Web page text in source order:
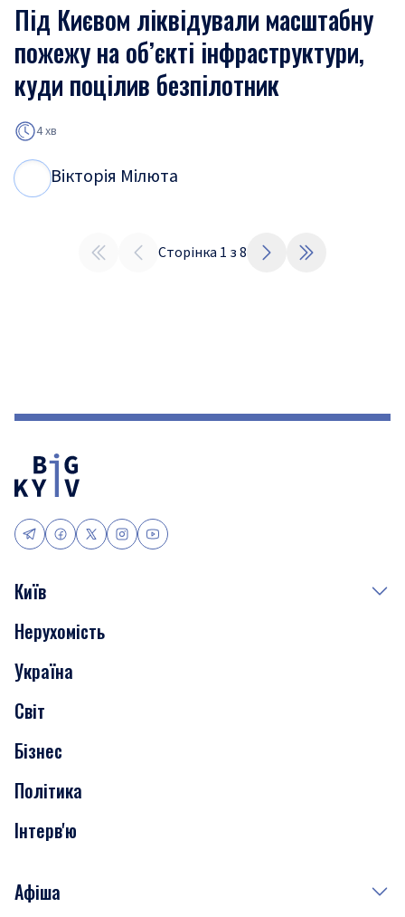
Під Києвом ліквідували масштабну
пожежу на об’єкті інфраструктури,
куди поцілив безпілотник
4 хв
Вікторія Мілюта
Сторінка 1 з8
Київ
Події
Скандали
Нерухомість
Транспорт
Нерухомість
Україна
Світ
Бізнес
Політика
Інтерв'ю
Афіша